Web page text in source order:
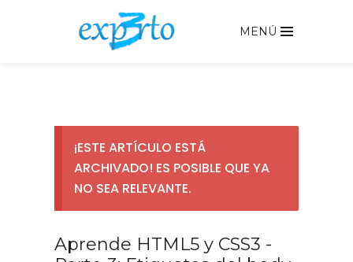
MENÚ
¡ESTE ARTÍCULO ESTÁ
ARCHIVADO! ES POSIBLE QUE YA
NO SEA RELEVANTE.
Aprende HTML5 y CSS3 -